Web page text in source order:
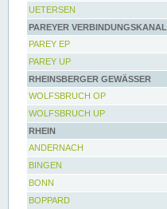
UETERSEN
PAREYER VERBINDUNGSKANAL
PAREY EP
PAREY UP
RHEINSBERGER GEWÄSSER
WOLFSBRUCH OP
WOLFSBRUCH UP
RHEIN
ANDERNACH
BINGEN
BONN
BOPPARD